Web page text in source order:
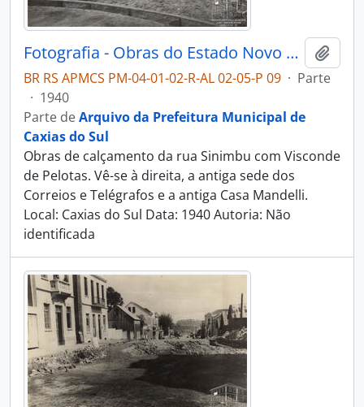
Fotografia - Obras do Estado Novo Caxias - Alguns Flagrantes de Urbanização e Saneamento - Administração Dante Marcucci
BR RS APMCS PM-04-01-02-R-AL 02-05-P 09 · Parte
· 1940
Parte deArquivo da Prefeitura Municipal de
Caxias do Sul
Obras de calçamento da rua Sinimbu com Visconde
de Pelotas. Vê-se à direita, a antiga sede dos
Correios e Telégrafos e a antiga Casa Mandelli.
Local: Caxias do Sul Data: 1940 Autoria: Não
identificada